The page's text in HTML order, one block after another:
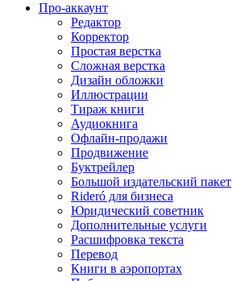
Про-аккаунт
Редактор
Корректор
Простая верстка
Сложная верстка
Дизайн обложки
Иллюстрации
Тираж книги
Аудиокнига
Офлайн-продажи
Продвижение
Буктрейлер
Большой издательский пакет
Rideró для бизнеса
Юридический советник
Дополнительные услуги
Расшифровка текста
Перевод
Книги в аэропортах